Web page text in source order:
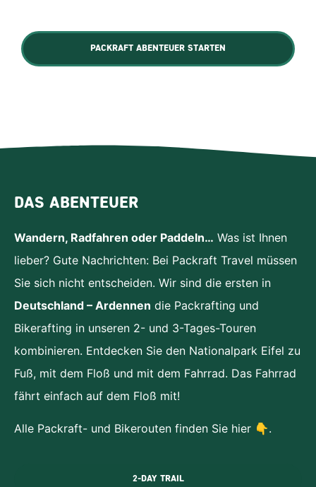
PACKRAFT ABENTEUER STARTEN
DAS ABENTEUER
Wandern, Radfahren oder Paddeln… Was ist Ihnen
lieber? Gute Nachrichten: Bei Packraft Travel müssen
Sie sich nicht entscheiden. Wir sind die ersten in
Deutschland – Ardennen die Packrafting und
Bikerafting in unseren 2- und 3-Tages-Touren
kombinieren. Entdecken Sie den Nationalpark Eifel zu
Fuß, mit dem Floß und mit dem Fahrrad. Das Fahrrad
fährt einfach auf dem Floß mit!
Alle Packraft- und Bikerouten finden Sie hier 👇.
2-DAY TRAIL